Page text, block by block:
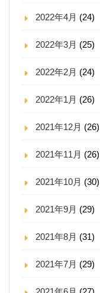
2022年4月 (24)
2022年3月 (25)
2022年2月 (24)
2022年1月 (26)
2021年12月 (26)
2021年11月 (26)
2021年10月 (30)
2021年9月 (29)
2021年8月 (31)
2021年7月 (29)